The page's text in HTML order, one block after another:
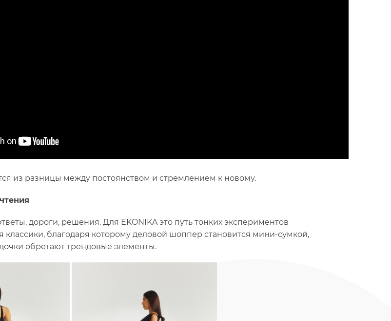
из разницы между постоянством и стремлением к новому.
дороги, решения. Для EKONIKA это путь тонких экспериментов
благодаря которому деловой шоппер становится мини-сумкой,
обретают трендовые элементы.